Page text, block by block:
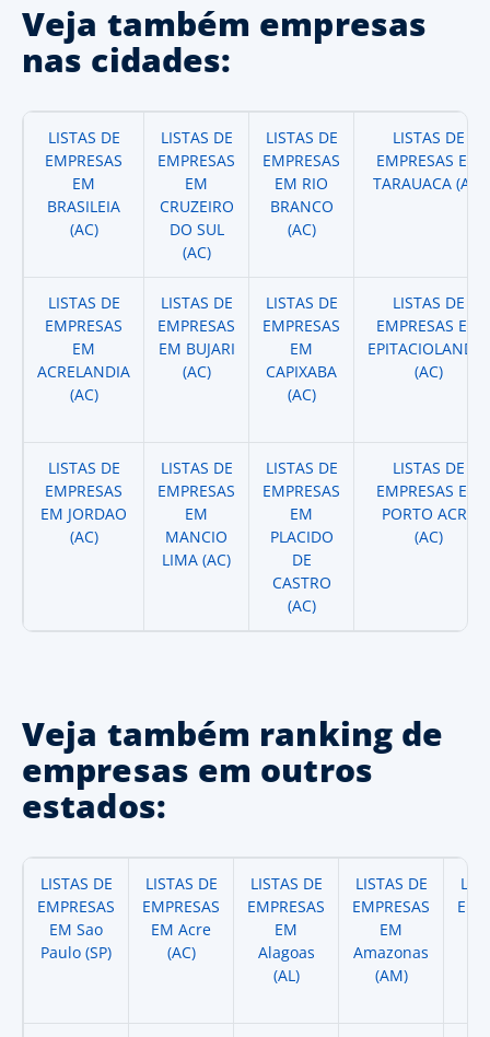
Veja também empresas
nas cidades:
LISTAS DE
EMPRESAS
EM
BRASILEIA
(AC)
LISTAS DE
EMPRESAS
EM
CRUZEIRO
DO SUL
(AC)
LISTAS DE
EMPRESAS
EM RIO
BRANCO
(AC)
LISTAS DE
EMPRESAS EM
TARAUACA (AC)
LISTAS DE
EMPRESAS
EM
ACRELANDIA
(AC)
LISTAS DE
EMPRESAS
EM BUJARI
(AC)
LISTAS DE
EMPRESAS
EM
CAPIXABA
(AC)
LISTAS DE
EMPRESAS EM
EPITACIOLANDIA
(AC)
LISTAS DE
EMPRESAS
EM JORDAO
(AC)
LISTAS DE
EMPRESAS
EM
MANCIO
LIMA (AC)
LISTAS DE
EMPRESAS
EM
PLACIDO
DE
CASTRO
(AC)
LISTAS DE
EMPRESAS EM
PORTO ACRE
(AC)
Veja também ranking de
empresas em outros
estados:
LISTAS DE
EMPRESAS
EM Sao
Paulo (SP)
LISTAS DE
EMPRESAS
EM Acre
(AC)
LISTAS DE
EMPRESAS
EM
Alagoas
(AL)
LISTAS DE
EMPRESAS
EM
Amazonas
(AM)